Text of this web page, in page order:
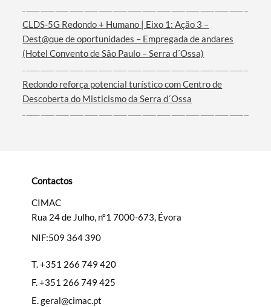
CLDS-5G Redondo + Humano | Eixo 1: Ação 3 –
Dest@que de oportunidades – Empregada de andares
(Hotel Convento de São Paulo – Serra d´Ossa)
Redondo reforça potencial turístico com Centro de
Descoberta do Misticismo da Serra d´Ossa
Contactos
CIMAC
Rua 24 de Julho, nº1 7000-673, Évora
NIF:509 364 390
T.+351 266 749 420
F.+351 266 749 425
E.geral@cimac.pt